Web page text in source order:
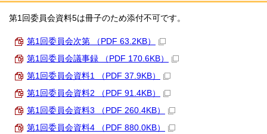
第1回委員会資料5は冊子のため添付不可です。
第1回委員会次第 （PDF 63.2KB）
第1回委員会議事録 （PDF 170.6KB）
第1回委員会資料1 （PDF 37.9KB）
第1回委員会資料2 （PDF 91.4KB）
第1回委員会資料3 （PDF 260.4KB）
第1回委員会資料4 （PDF 880.0KB）